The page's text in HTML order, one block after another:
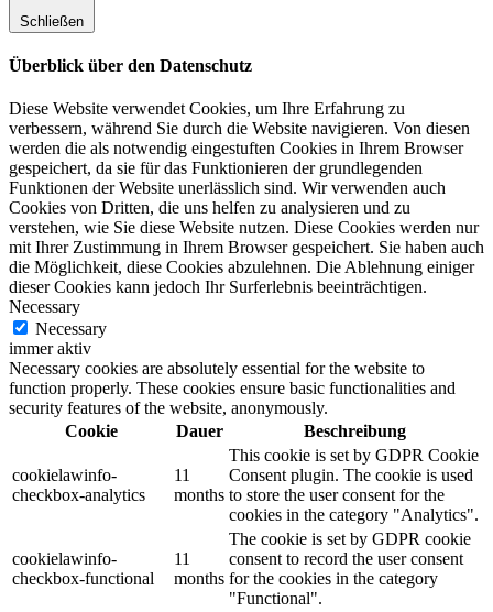
Schließen
Überblick über den Datenschutz
Diese Website verwendet Cookies, um Ihre Erfahrung zu
verbessern, während Sie durch die Website navigieren. Von diesen
werden die als notwendig eingestuften Cookies in Ihrem Browser
gespeichert, da sie für das Funktionieren der grundlegenden
Funktionen der Website unerlässlich sind. Wir verwenden auch
Cookies von Dritten, die uns helfen zu analysieren und zu
verstehen, wie Sie diese Website nutzen. Diese Cookies werden nur
mit Ihrer Zustimmung in Ihrem Browser gespeichert. Sie haben auch
die Möglichkeit, diese Cookies abzulehnen. Die Ablehnung einiger
dieser Cookies kann jedoch Ihr Surferlebnis beeinträchtigen.
Necessary
Necessary
immer aktiv
Necessary cookies are absolutely essential for the website to
function properly. These cookies ensure basic functionalities and
security features of the website, anonymously.
Cookie
Dauer Beschreibung
cookielawinfo-
checkbox-analytics
11
months
This cookie is set by GDPR Cookie
Consent plugin. The cookie is used
to store the user consent for the
cookies in the category "Analytics".
cookielawinfo-
checkbox-functional
11
months
The cookie is set by GDPR cookie
consent to record the user consent
for the cookies in the category
"Functional".